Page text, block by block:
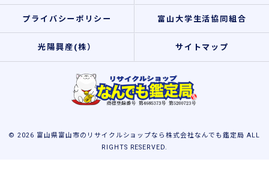
プライバシーポリシー 富山大学生活協同組合
光陽興産(株） サイトマップ
© 2026 富山県富山市のリサイクルショップなら株式会社なんでも鑑定局 ALL
RIGHTS RESERVED.